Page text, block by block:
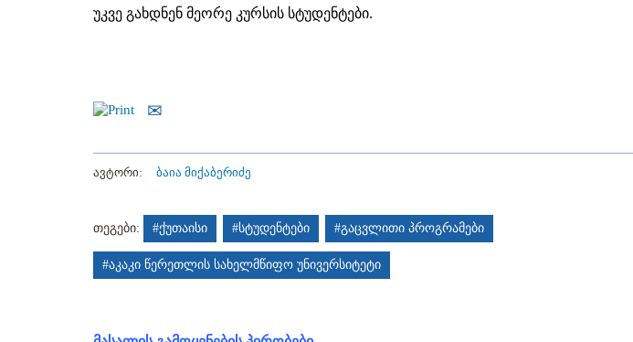
უკვე გახდნენ მეორე კურსის სტუდენტები.
ავტორი: ბაია მიქაბერიძე
თეგები: #ქუთაისი #სტუდენტები #გაცვლითი პროგრამები
#აკაკი წერეთლის სახელმწიფო უნივერსიტეტი